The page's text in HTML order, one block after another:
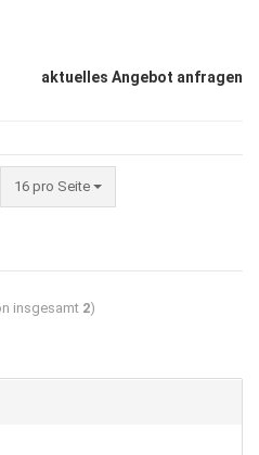
aktuelles Angebot anfragen
16 pro Seite
insgesamt 2)